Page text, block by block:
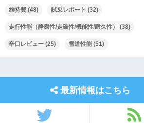
維持費 (48) 試乗レポート (32)
走行性能（静粛性/走破性/機能性/耐久性） (38)
辛口レビュー (25) 雪道性能 (51)
最新情報はこちら